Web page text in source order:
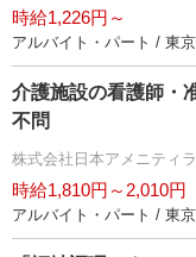
時給1,226円～
アルバイト・パート / 東
介護施設の看護師・
不問
株式会社日本アメニティ
時給1,810円～2,010円
アルバイト・パート / 東